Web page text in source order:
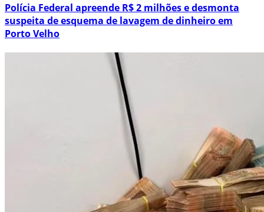
Polícia Federal apreende R$ 2 milhões e desmonta
suspeita de esquema de lavagem de dinheiro em
Porto Velho